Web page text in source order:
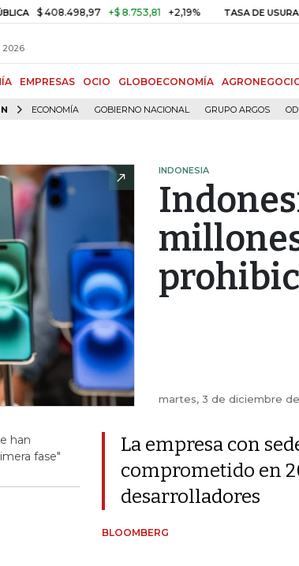
+$ 8.753,81 +2,19% TASA DE USURA
2026
EMPRESAS OCIO GLOBOECONOMÍA
ECONOMÍA GOBIERNO NACIONAL GRUPO ARGOS
INDONESIA
martes, 3 de diciembre
han
fase"
La empresa con
comprometido en
desarrolladores
BLOOMBERG